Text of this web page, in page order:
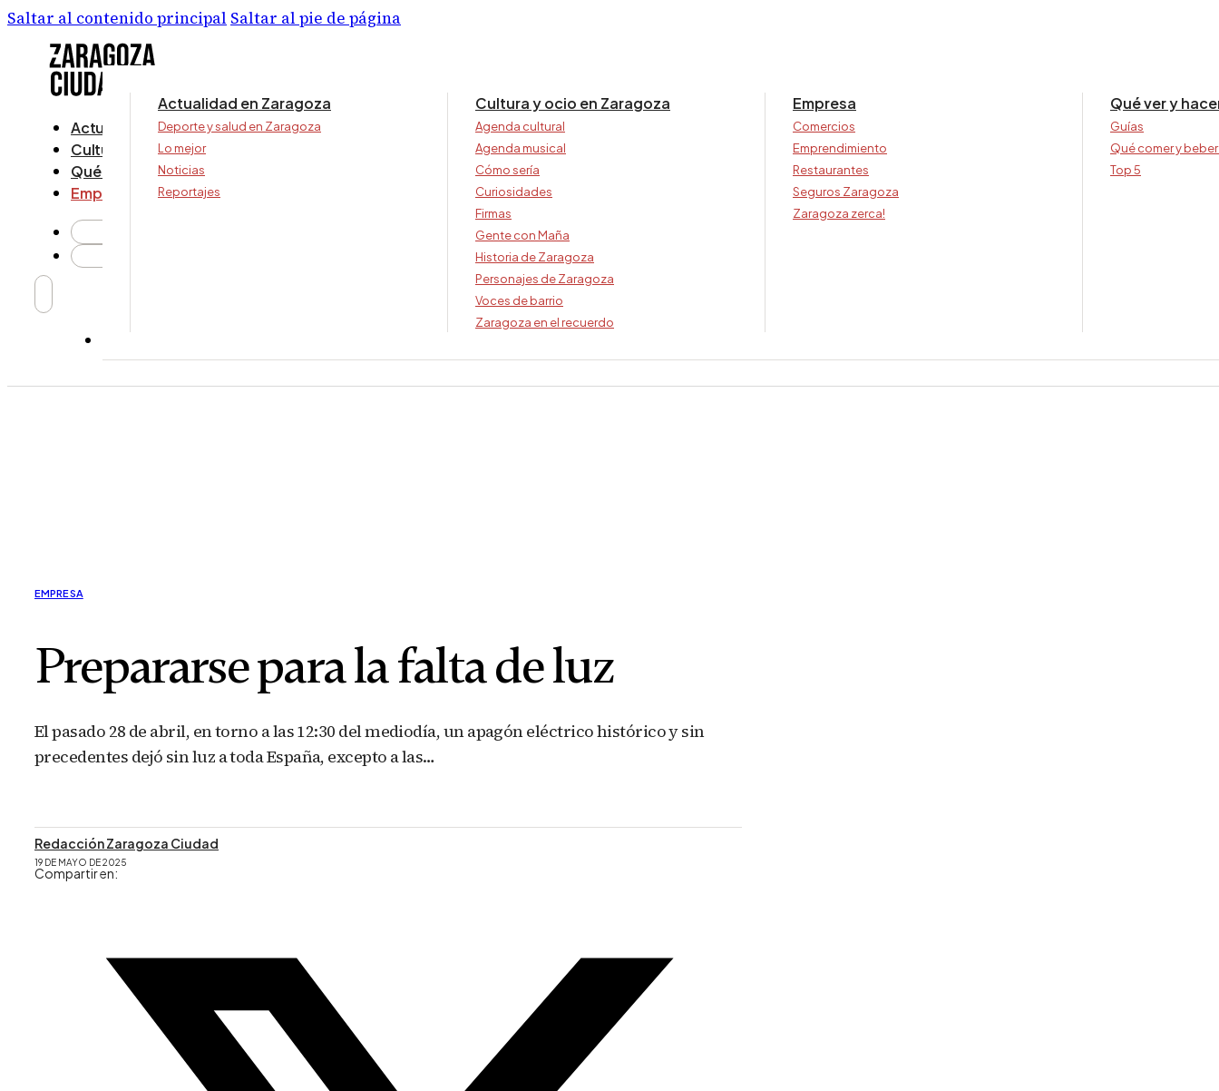
Saltar al contenido principal Saltar al pie de página
Actualidad
Cultura y ocio
Qué ver y hacer
Empresa
Actualidad en Zaragoza
Deporte y salud en Zaragoza
Lo mejor
Noticias
Reportajes
Cultura y ocio en Zaragoza
Agenda cultural
Agenda musical
Cómo sería
Curiosidades
Firmas
Gente con Maña
Historia de Zaragoza
Personajes de Zaragoza
Voces de barrio
Zaragoza en el recuerdo
Empresa
Comercios
Emprendimiento
Restaurantes
Seguros Zaragoza
Zaragoza zerca!
Qué ver y
Guías
Qué comer y
Top 5
EMPRESA
Prepararse para la falta de luz
El pasado 28 de abril, en torno a las 12:30 del mediodía, un apagón eléctrico histórico y sin
precedentes dejó sin luz a toda España, excepto a las…
Redacción Zaragoza Ciudad
19 DE MAYO DE 2025
Compartir en: